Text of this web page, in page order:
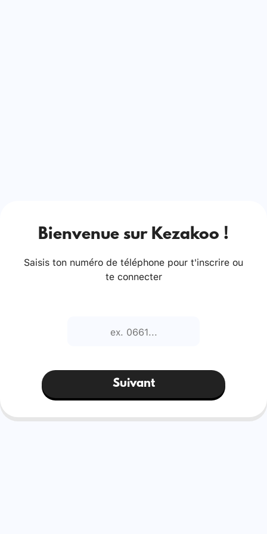
Bienvenue sur Kezakoo !
Saisis ton numéro de téléphone pour t'inscrire ou
te connecter
Suivant